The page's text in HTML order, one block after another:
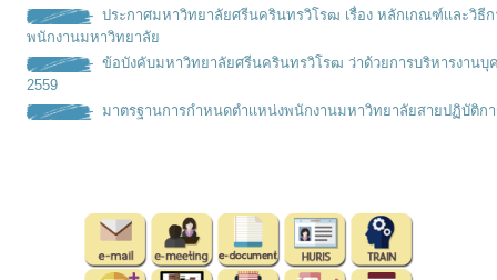
ประกาศมหาวิทยาลัยศรีนครินทรวิโรฒ เรื่อง หลักเกณฑ์เเละวิธี
พนักงานมหาวิทยาลัย
ข้อบังคับมหาวิทยาลัยศรีนครินทรวิโรฒ ว่าด้วยการบริหารงาน
2559
มาตรฐานการกำหนดตำเเหน่งพนักงานมหาวิทยาลัยสายปฏิบัติก